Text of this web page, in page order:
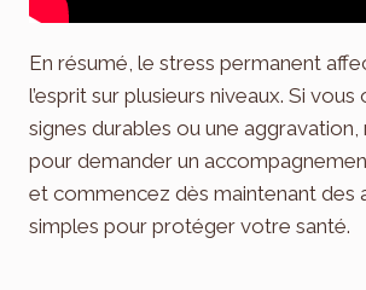
En résumé, le stress permanent
l’esprit sur plusieurs niveaux. Si
signes durables ou une aggravation,
pour demander un
et commencez dès maintenant des
simples pour protéger votre santé.